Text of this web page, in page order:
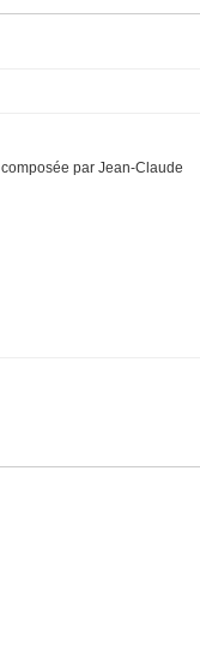
par Jean-Claude